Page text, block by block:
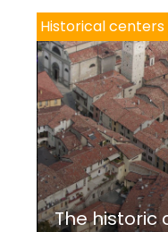
Historical centers
The historic